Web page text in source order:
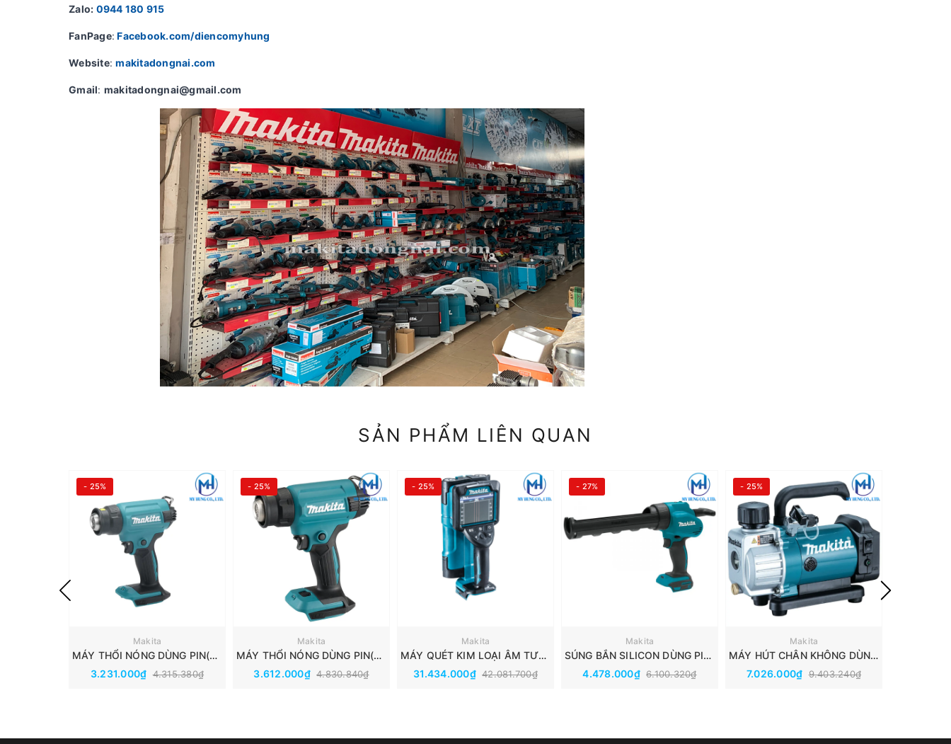
Zalo: 0944 180 915
FanPage: Facebook.com/diencomyhung
Website:makitadongnai.com
Gmail: makitadongnai@gmail.com
SẢN PHẨM LIÊN QUAN
- 25%
Makita
MÁY THỔI NÓNG DÙNG PIN(550℃)(18V) MAKITA DHG180ZK
3.231.000₫ 4.315.380₫
- 25%
Makita
MÁY THỔI NÓNG DÙNG PIN(～550℃)(18V) MAKITA DHG181ZK
3.612.000₫ 4.830.840₫
- 25%
Makita
MÁY QUÉT KIM LOẠI ÂM TƯỜNG DÙNG PIN(18V/14.4V) MAKITA DWD181ZJ
31.434.000₫ 42.081.700₫
- 27%
Makita
SÚNG BẮN SILICON DÙNG PIN MAKITA DCG180Z
4.478.000₫ 6.100.320₫
- 25%
Makita
MÁY HÚT CHÂN KHÔNG DÙNG PIN(18V) MAKITA DVP180Z
7.026.000₫ 9.403.240₫